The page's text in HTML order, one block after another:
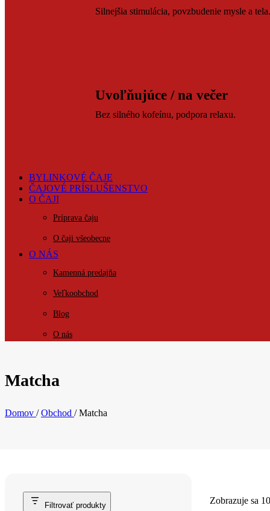
Silnejšia stimulácia, povzbudenie mysle a tela.
Uvoľňujúce / na večer
Bez silného kofeínu, podpora relaxu.
BYLINKOVÉ ČAJE
ČAJOVÉ PRÍSLUŠENSTVO
O ČAJI
Príprava čaju
O čaji všeobecne
O NÁS
Kamenná predajňa
Veľkoobchod
Blog
O nás
Matcha
Domov / Obchod / Matcha
Filtrovať produkty Zobrazuje sa